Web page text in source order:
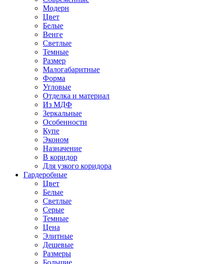
Модерн
Цвет
Белые
Венге
Светлые
Темные
Размер
Малогабаритные
Форма
Угловые
Отделка и материал
Из МДФ
Зеркальные
Особенности
Купе
Эконом
Назначение
В коридор
Для узкого коридора
Гардеробные
Цвет
Белые
Светлые
Серые
Темные
Цена
Элитные
Дешевые
Размеры
Большие